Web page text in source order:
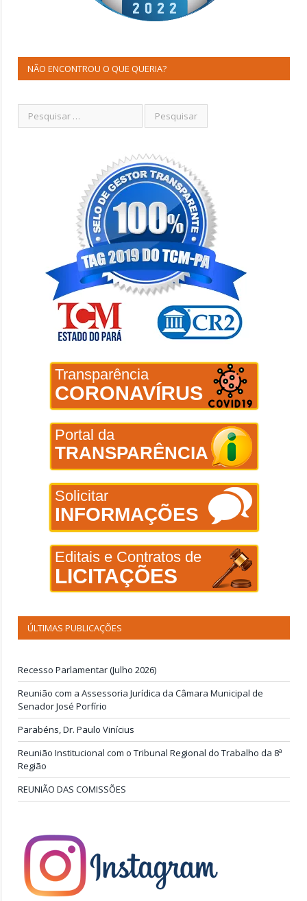
NÃO ENCONTROU O QUE QUERIA?
Transparência
CORONAVÍRUS
Portal da
TRANSPARÊNCIA
Solicitar
INFORMAÇÕES
Editais e Contratos de
LICITAÇÕES
ÚLTIMAS PUBLICAÇÕES
Recesso Parlamentar (Julho 2026)
Reunião com a Assessoria Jurídica da Câmara Municipal de
Senador José Porfírio
Parabéns, Dr. Paulo Vinícius
Reunião Institucional com o Tribunal Regional do Trabalho da 8ª
Região
REUNIÃO DAS COMISSÕES